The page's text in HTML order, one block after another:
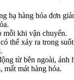
hạ hàng hóa đơn
mỗi khi vận chuyển.
thể xảy ra trong
từ bên ngoài, ảnh
mất mát hàng hóa.